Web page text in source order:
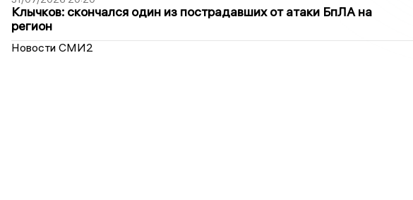
Клычков: скончался один из пострадавших от атаки БпЛА на
регион
Новости СМИ2